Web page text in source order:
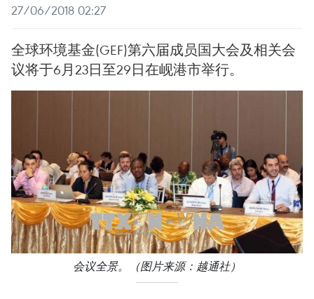
27/06/2018 02:27
全球环境基金(GEF)第六届成员国大会及相关会
议将于6月23日至29日在岘港市举行。
会议全景。（图片来源：越通社）